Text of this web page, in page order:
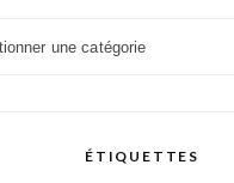
ÉTIQUETTES